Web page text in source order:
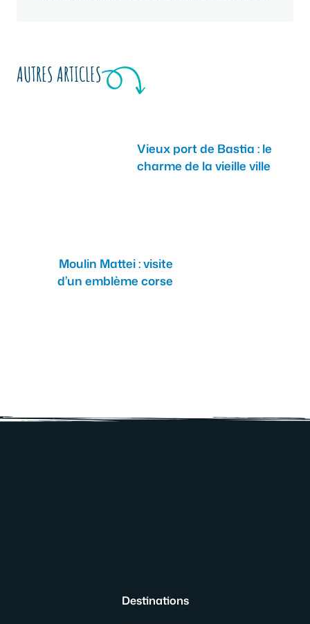
AUTRES ARTICLES
Vieux port de Bastia : le
charme de la vieille ville
Moulin Mattei : visite
d’un emblème corse
Destinations